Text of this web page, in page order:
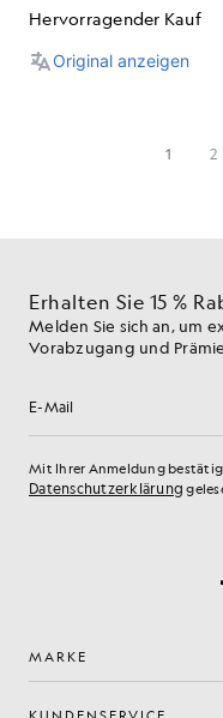
Erhalten Sie 15 %
Melden Sie sich an, um
Vorabzugang und
E-Mail-Adresse
Mit Ihrer Anmeldung
Datenschutzerklärung
MARKE